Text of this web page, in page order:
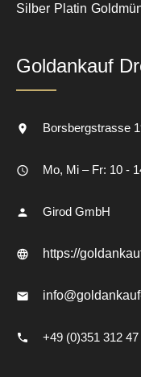
Silber Platin
Goldankauf
Borsbergstrasse
Mo, Mi – Fr: 10 -
Girod GmbH
https://
+49 (0)351 312 47